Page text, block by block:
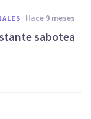
hace 9 meses
sabotea